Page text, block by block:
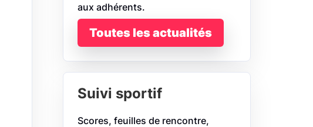
aux adhérents.
Toutes les actualités
Suivi sportif
Scores, feuilles de rencontre,